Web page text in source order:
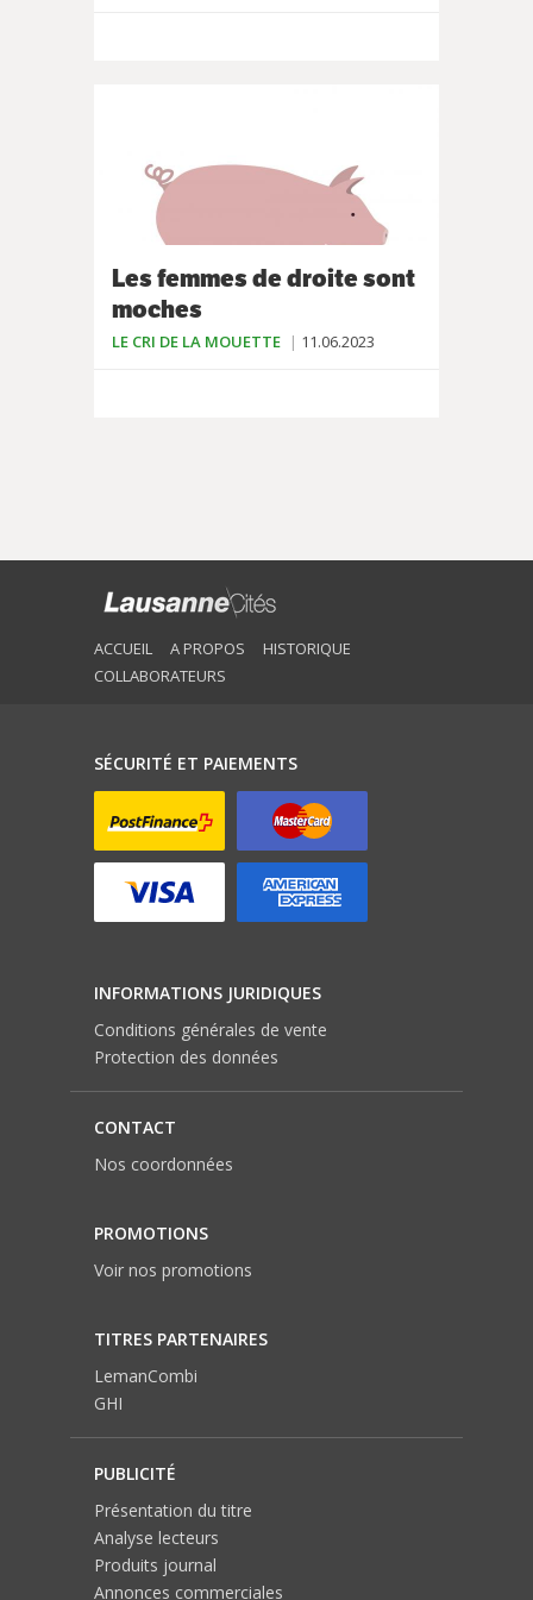
Les femmes de droite sont
moches
LE CRI DE LA MOUETTE 11.06.2023
ACCUEIL A PROPOS
HISTORIQUE
COLLABORATEURS
SÉCURITÉ ET PAIEMENTS
INFORMATIONS JURIDIQUES
Conditions générales de vente
Protection des données
CONTACT
Nos coordonnées
PROMOTIONS
Voir nos promotions
TITRES PARTENAIRES
LemanCombi
GHI
PUBLICITÉ
Présentation du titre
Analyse lecteurs
Produits journal
Annonces commerciales